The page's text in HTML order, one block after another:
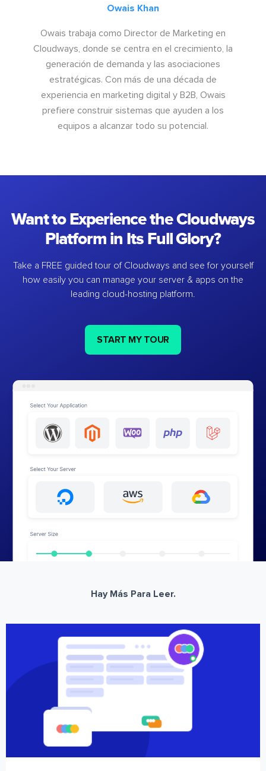
Owais Khan
Owais trabaja como Director de Marketing en
Cloudways, donde se centra en el crecimiento, la
generación de demanda y las asociaciones
estratégicas. Con más de una década de
experiencia en marketing digital y B2B, Owais
prefiere construir sistemas que ayuden a los
equipos a alcanzar todo su potencial.
Want to Experience the Cloudways
Platform in Its Full Glory?
Take a FREE guided tour of Cloudways and see for yourself
how easily you can manage your server & apps on the
leading cloud-hosting platform.
START MY TOUR
Hay Más Para Leer.